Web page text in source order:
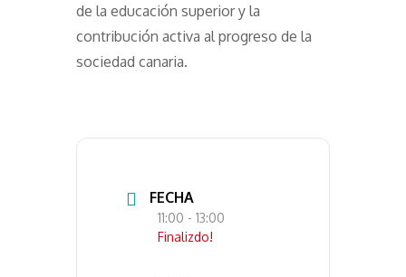
de la educación superior y la
contribución activa al progreso de la
sociedad canaria.
FECHA
11:00 - 13:00
Finalizdo!